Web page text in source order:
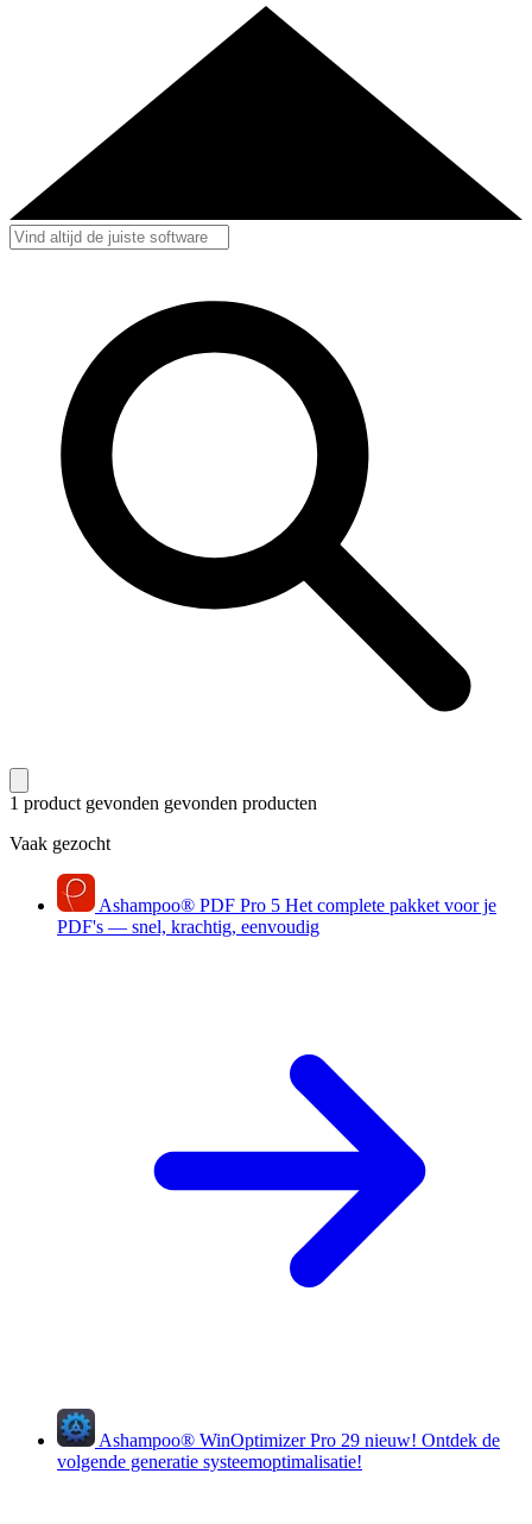
1 product gevonden gevonden producten
Vaak gezocht
Ashampoo® PDF Pro 5 Het complete pakket voor je
PDF's — snel, krachtig, eenvoudig
Ashampoo® WinOptimizer Pro 29 nieuw! Ontdek de
volgende generatie systeemoptimalisatie!